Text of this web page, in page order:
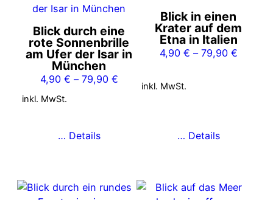
Blick durch eine
rote Sonnenbrille
am Ufer der Isar in
München
4,90 € – 79,90 €
inkl. MwSt.
… Details
weist
Varianten
auf.
Optionen
können
Produktseite
Blick in einen
Krater auf dem
Etna in Italien
4,90 € – 79,90 €
inkl. MwSt.
… Details
mehrere
Varianten
Optionen
Produktseite
Dieses
Dieses